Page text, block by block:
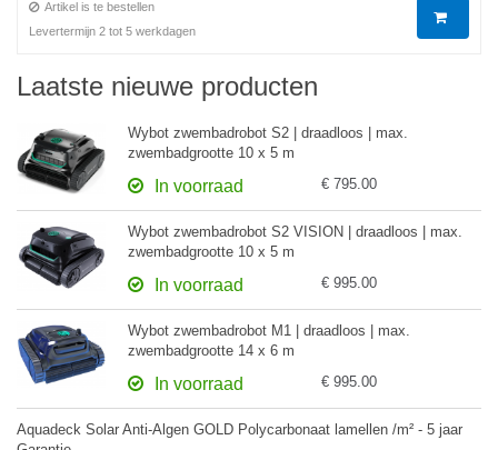
Artikel is te bestellen
Levertermijn 2 tot 5 werkdagen
Laatste nieuwe producten
Wybot zwembadrobot S2 | draadloos | max.
zwembadgrootte 10 x 5 m
In voorraad € 795.00
Wybot zwembadrobot S2 VISION | draadloos | max.
zwembadgrootte 10 x 5 m
In voorraad € 995.00
Wybot zwembadrobot M1 | draadloos | max.
zwembadgrootte 14 x 6 m
In voorraad € 995.00
Aquadeck Solar Anti-Algen GOLD Polycarbonaat lamellen /m² - 5 jaar